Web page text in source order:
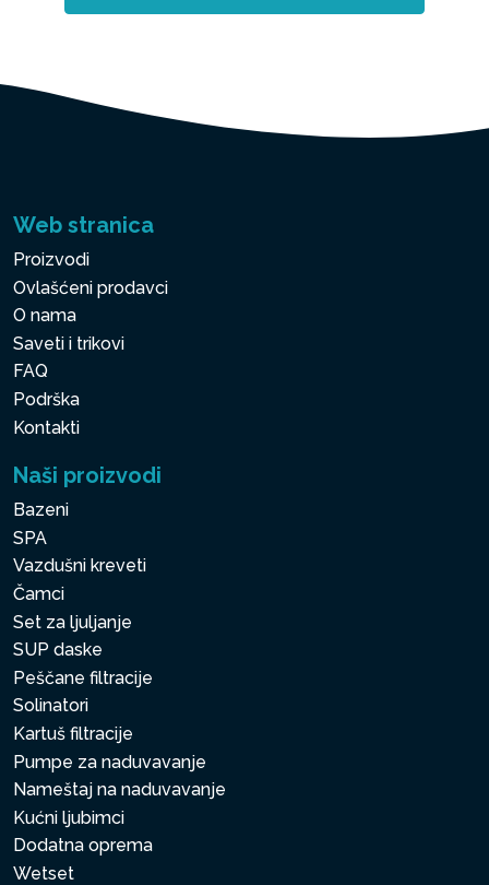
Web stranica
Proizvodi
Ovlašćeni prodavci
O nama
Saveti i trikovi
FAQ
Podrška
Kontakti
Naši proizvodi
Bazeni
SPA
Vazdušni kreveti
Čamci
Set za ljuljanje
SUP daske
Peščane filtracije
Solinatori
Kartuš filtracije
Pumpe za naduvavanje
Nameštaj na naduvavanje
Kućni ljubimci
Dodatna oprema
Wetset